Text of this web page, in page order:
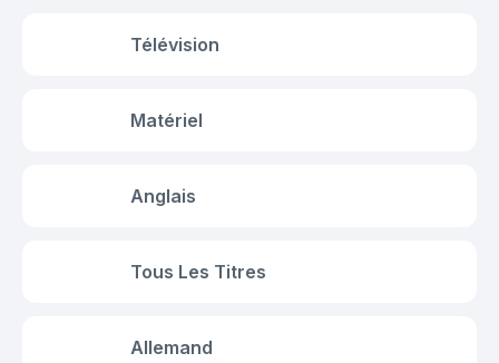
Télévision
Matériel
Anglais
Tous Les Titres
Allemand